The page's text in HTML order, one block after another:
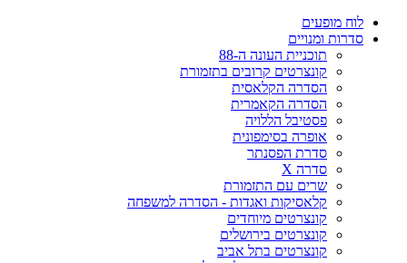
לוח מופעים
סדרות ומנויים
תוכניית העונה ה-88
קונצרטים קרובים בתזמורת
הסדרה הקלאסית
הסדרה הקאמרית
פסטיבל הללויה
אופרה בסימפונית
סדרת הפסנתר
סדרה X
שרים עם התזמורת
קלאסיקות ואגדות - הסדרה למשפחה
קונצרטים מיוחדים
קונצרטים בירושלים
קונצרטים בתל אביב